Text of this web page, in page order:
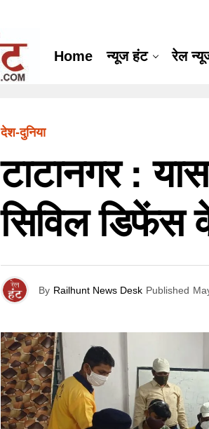
Home न्यूज हंट रेल
देश-दुनिया
टाटानगर :
सिविल डिफेंस
By Railhunt News Desk Published